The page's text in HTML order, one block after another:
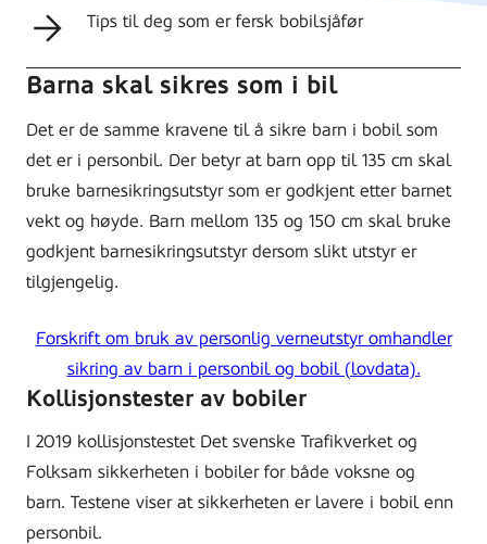
Tips til deg som er fersk bobilsjåfør
Barna skal sikres som i bil
Det er de samme kravene til å sikre barn i bobil som
det er i personbil. Der betyr at barn opp til 135 cm skal
bruke barnesikringsutstyr som er godkjent etter barnet
vekt og høyde. Barn mellom 135 og 150 cm skal bruke
godkjent barnesikringsutstyr dersom slikt utstyr er
tilgjengelig.
Forskrift om bruk av personlig verneutstyr omhandler
sikring av barn i personbil og bobil (lovdata).
Kollisjonstester av bobiler
I 2019 kollisjonstestet Det svenske Trafikverket og
Folksam sikkerheten i bobiler for både voksne og
barn. Testene viser at sikkerheten er lavere i bobil enn
personbil.